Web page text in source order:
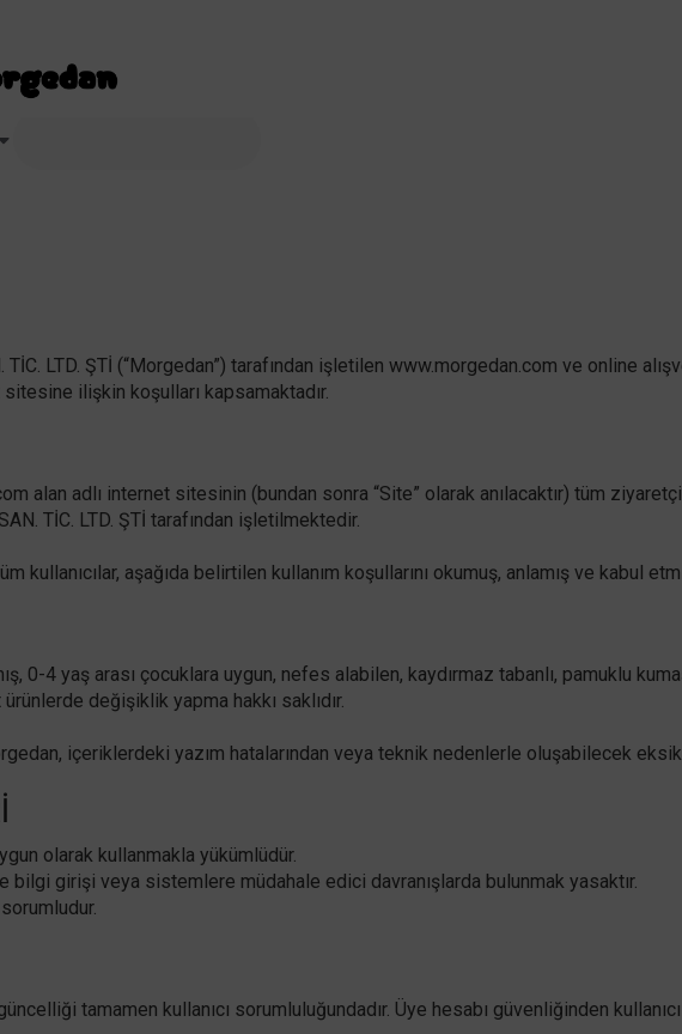
TİC. LTD. ŞTİ (“Morgedan”) tarafından işletilen www.morgedan.com ve online
ilişkin koşulları kapsamaktadır.
alan adlı internet sitesinin (bundan sonra “Site” olarak anılacaktır) tüm
TİC. LTD. ŞTİ tarafından işletilmektedir.
aşağıda belirtilen kullanım koşullarını okumuş, anlamış ve kabul
0-4 yaş arası çocuklara uygun, nefes alabilen, kaydırmaz tabanlı, pamuklu
değişiklik yapma hakkı saklıdır.
içeriklerdeki yazım hatalarından veya teknik nedenlerle oluşabilecek
olarak kullanmakla yükümlüdür.
bilgi girişi veya sistemlere müdahale edici davranışlarda bulunmak yasaktır.
tamamen kullanıcı sorumluluğundadır. Üye hesabı güvenliğinden